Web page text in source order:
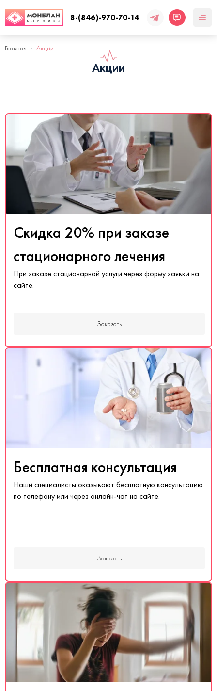
8-(846)-970-70-14
Главная Акции
Акции
Скидка 20% при заказе
стационарного лечения
При заказе стационарной услуги через форму заявки на
сайте.
Заказать
Бесплатная консультация
Наши специалисты оказывают бесплатную консультацию
по телефону или через онлайн-чат на сайте.
Заказать